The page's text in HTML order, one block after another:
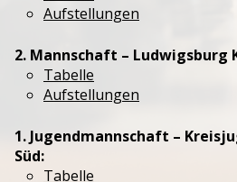
Aufstellungen
2. Mannschaft – Ludwigsburg
Tabelle
Aufstellungen
1. Jugendmannschaft –
Süd:
Tabelle